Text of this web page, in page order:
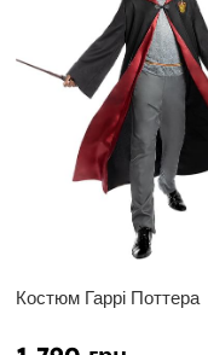
Костюм Гаррі Поттера